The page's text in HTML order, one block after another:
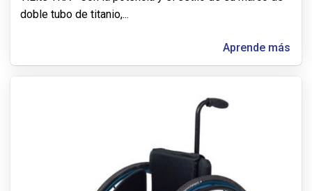
doble tubo de titanio,...
Aprende más